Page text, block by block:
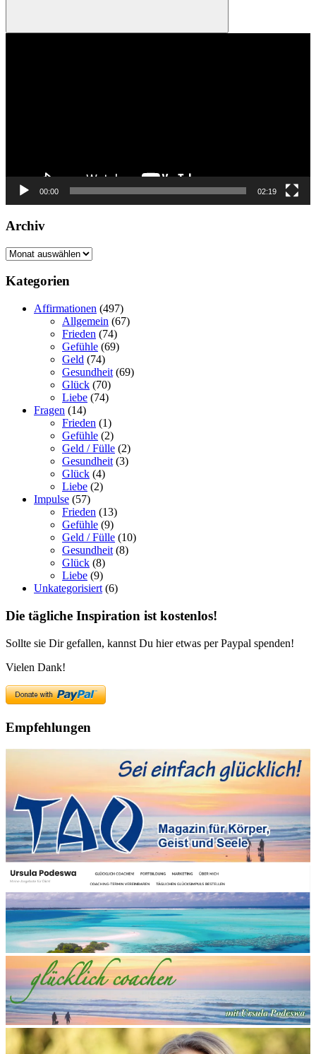
Suchen
00:00 02:19
Archiv
Archiv
Kategorien
Affirmationen (497)
Allgemein (67)
Frieden (74)
Gefühle (69)
Geld (74)
Gesundheit (69)
Glück (70)
Liebe (74)
Fragen (14)
Frieden (1)
Gefühle (2)
Geld / Fülle (2)
Gesundheit (3)
Glück (4)
Liebe (2)
Impulse (57)
Frieden (13)
Gefühle (9)
Geld / Fülle (10)
Gesundheit (8)
Glück (8)
Liebe (9)
Unkategorisiert (6)
Die tägliche Inspiration ist kostenlos!
Sollte sie Dir gefallen, kannst Du hier etwas per Paypal spenden!
Vielen Dank!
Empfehlungen